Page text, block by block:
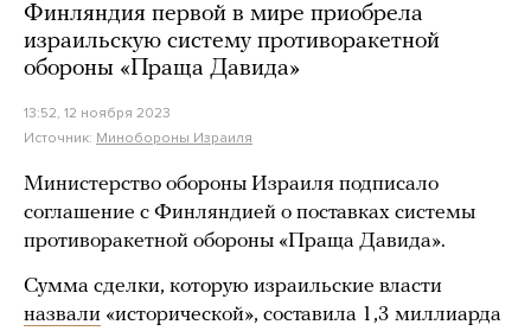
Финляндия первой в мире приобрела
израильскую систему противоракетной
обороны «Праща Давида»
13:52, 12 ноября 2023
Источник: Минобороны Израиля
Министерство обороны Израиля подписало
соглашение с Финляндией о поставках системы
противоракетной обороны «Праща Давида».
Сумма сделки, которую израильские власти
назвали «исторической», составила 1,3 миллиарда